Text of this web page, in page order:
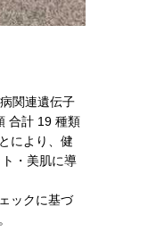
関連遺伝子
合計 19 種類
により、健
・美肌に導
ックに基づ